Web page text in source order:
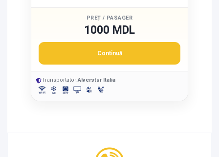
PREȚ / PASAGER
1000 MDL
Continuă
Transportator:Alverstur Italia